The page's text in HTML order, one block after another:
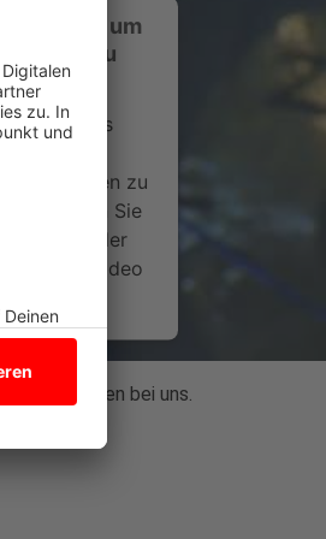
um
zu
eines
kann Daten zu
Bitte lesen Sie
Sie der
dieses Video
Management
hier zu hören bei uns.